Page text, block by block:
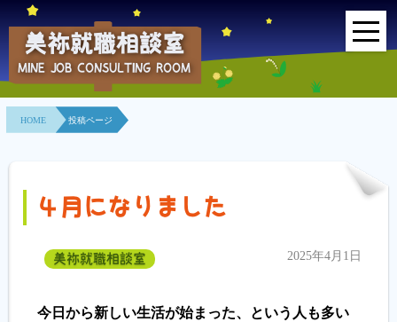
HOME
事業所紹介
相談室とは？
利用者の声
地域連携事業
美祢就職相談室
MINE JOB CONSULTING ROOM
HOME 投稿ページ
４月になりました
美祢就職相談室 2025年4月1日
今日から新しい生活が始まった、という人も多い